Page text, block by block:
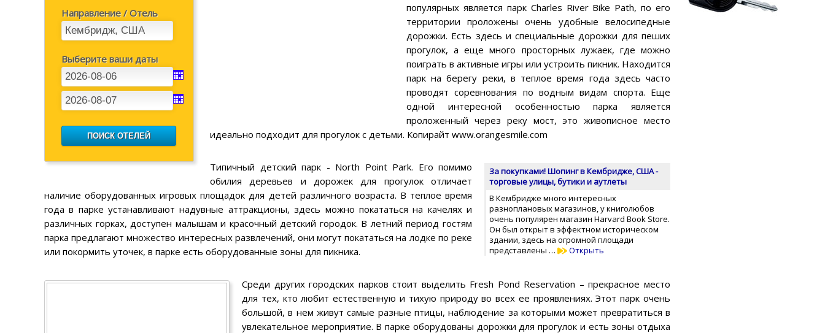
Направление / Отель
Выберите ваши даты
популярных является парк Charles River Bike Path, по его
территории проложены очень удобные велосипедные
дорожки. Есть здесь и специальные дорожки для пеших
прогулок, а еще много просторных лужаек, где можно
поиграть в активные игры или устроить пикник. Находится
парк на берегу реки, в теплое время года здесь часто
проводят соревнования по водным видам спорта. Еще
одной интересной особенностью парка является
проложенный через реку мост, это живописное место
идеально подходит для прогулок с детьми. Копирайт www.orangesmile.com
За покупками! Шопинг в Кембридже, США -
торговые улицы, бутики и аутлеты
В Кембридже много интересных
разноплановых магазинов, у книголюбов
очень популярен магазин Harvard Book Store.
Он был открыт в эффектном историческом
здании, здесь на огромной площади
представлены …
Открыть
Типичный детский парк - North Point Park. Его помимо
обилия деревьев и дорожек для прогулок отличает
наличие оборудованных игровых площадок для детей различного возраста. В теплое время
года в парке устанавливают надувные аттракционы, здесь можно покататься на качелях и
различных горках, доступен малышам и красочный детский городок. В летний период гостям
парка предлагают множество интересных развлечений, они могут покататься на лодке по реке
или покормить уточек, в парке есть оборудованные зоны для пикника.
Среди других городских парков стоит выделить Fresh Pond Reservation – прекрасное место
для тех, кто любит естественную и тихую природу во всех ее проявлениях. Этот парк очень
большой, в нем живут самые разные птицы, наблюдение за которыми может превратиться в
увлекательное мероприятие. В парке оборудованы дорожки для прогулок и есть зоны отдыха